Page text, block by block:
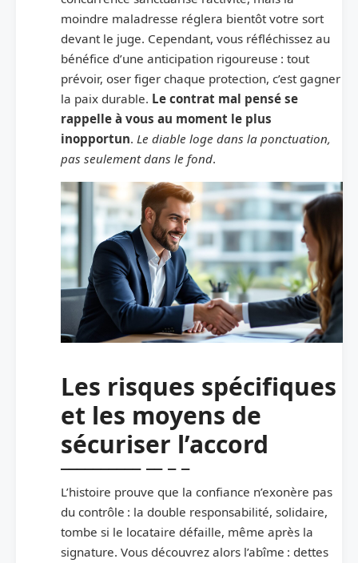
moindre maladresse réglera bientôt votre sort
devant le juge. Cependant, vous réfléchissez au
bénéfice d’une anticipation rigoureuse : tout
prévoir, oser figer chaque protection, c’est gagner
la paix durable. Le contrat mal pensé se
rappelle à vous au moment le plus
inopportun. Le diable loge dans la ponctuation,
pas seulement dans le fond.
Les risques spécifiques
et les moyens de
sécuriser l’accord
L’histoire prouve que la confiance n’exonère pas
du contrôle : la double responsabilité, solidaire,
tombe si le locataire défaille, même après la
signature. Vous découvrez alors l’abîme : dettes